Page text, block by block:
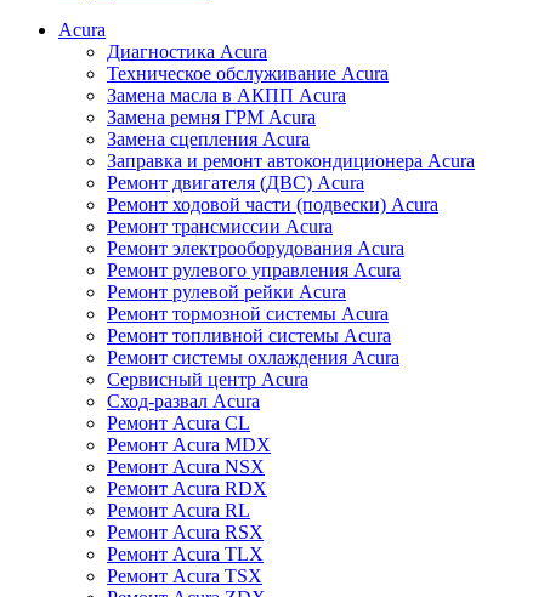
Acura
Диагностика Acura
Техническое обслуживание Acura
Замена масла в АКПП Acura
Замена ремня ГРМ Acura
Замена сцепления Acura
Заправка и ремонт автокондиционера Acura
Ремонт двигателя (ДВС) Acura
Ремонт ходовой части (подвески) Acura
Ремонт трансмиссии Acura
Ремонт электрооборудования Acura
Ремонт рулевого управления Acura
Ремонт рулевой рейки Acura
Ремонт тормозной системы Acura
Ремонт топливной системы Acura
Ремонт системы охлаждения Acura
Сервисный центр Acura
Сход-развал Acura
Ремонт Acura CL
Ремонт Acura MDX
Ремонт Acura NSX
Ремонт Acura RDX
Ремонт Acura RL
Ремонт Acura RSX
Ремонт Acura TLX
Ремонт Acura TSX